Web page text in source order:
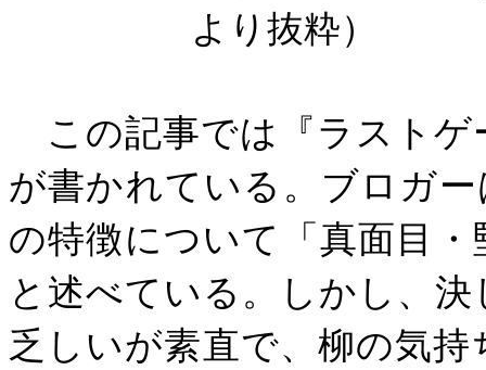
より抜粋）
この記事では『ラストゲ
が書かれている。ブロガ
の特徴について「真面目
と述べている。しかし、
乏しいが素直で、柳の気